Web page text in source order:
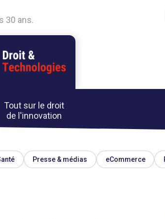
30 ans.
Tout sur le droit
de l'innovation
Presse & médias eCommerce